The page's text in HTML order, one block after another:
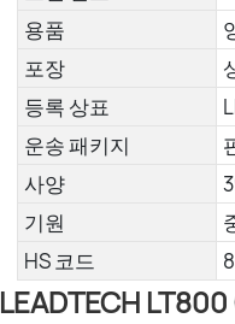
용품
포장
등록 상표
운송 패키지
사양
기원
HS 코드
LEADTECH